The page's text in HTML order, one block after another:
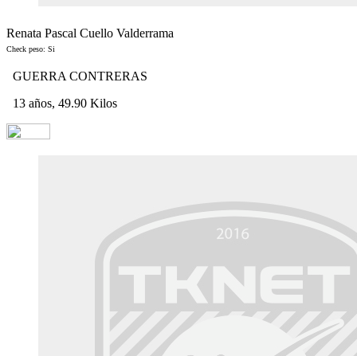
Renata Pascal Cuello Valderrama
Check peso: Si
GUERRA CONTRERAS
13 años, 49.90 Kilos